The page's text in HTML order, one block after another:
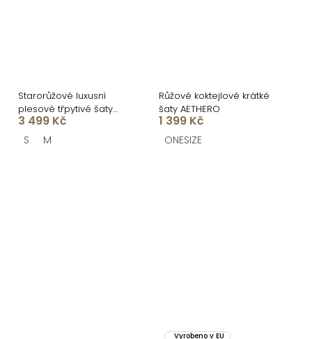
Starorůžové luxusní
plesové třpytivé šaty
RAVELLE s rozparkem
3 499 Kč
S M
Růžové koktejlové krátké
šaty AETHERO
1 399 Kč
ONESIZE
Vyrobeno v EU